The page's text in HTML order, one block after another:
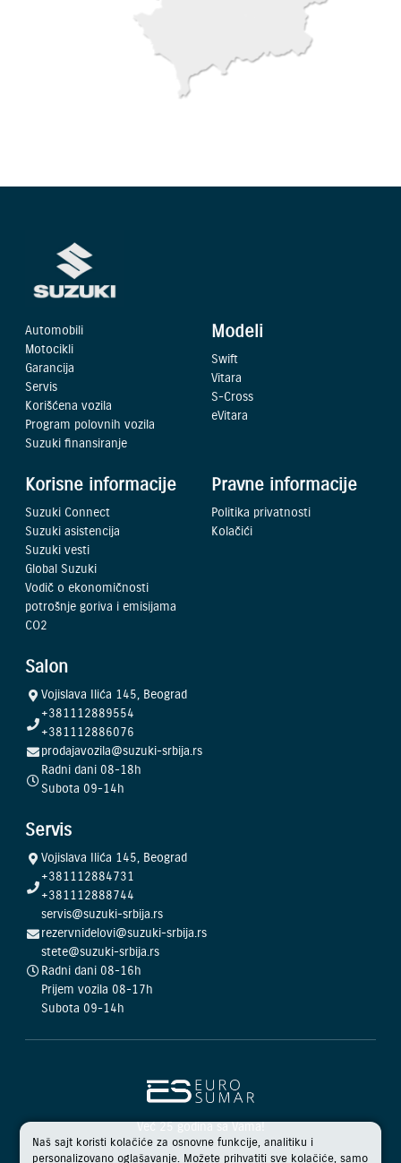
Naš sajt koristi kolačiće za osnovne funkcije, analitiku i
personalizovano oglašavanje. Možete prihvatiti sve kolačiće, samo
Automobili
Motocikli
Garancija
Servis
Korišćena vozila
Program polovnih vozila
Suzuki finansiranje
Modeli
Swift
Vitara
S-Cross
eVitara
Korisne informacije
Suzuki Connect
Suzuki asistencija
Suzuki vesti
Global Suzuki
Vodič o ekonomičnosti
potrošnje goriva i emisijama
CO2
Pravne informacije
Politika privatnosti
Kolačići
Salon
Vojislava Ilića 145, Beograd
+381112889554
+381112886076
prodajavozila@suzuki-srbija.rs
Radni dani 08-18h
Subota 09-14h
Servis
Vojislava Ilića 145, Beograd
+381112884731
+381112888744
servis@suzuki-srbija.rs
rezervnidelovi@suzuki-srbija.rs
stete@suzuki-srbija.rs
Radni dani 08-16h
Prijem vozila 08-17h
Subota 09-14h
Već 25 godina sa Vama!